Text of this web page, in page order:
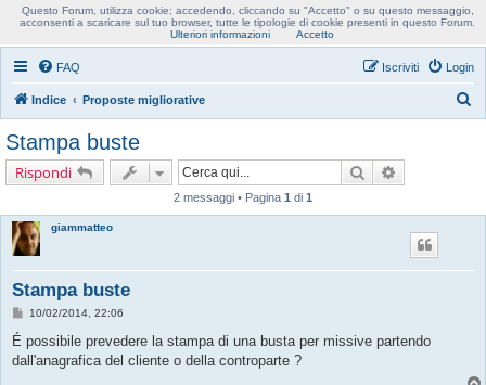
Usobollo forum
FAQ Login
Iscriviti
Indice Proposte migliorative
Stampa buste
Rispondi Cerca
2 messaggi • Pagina 1 di 1
giammatteo
Stampa buste
M
s
s
a
10/02/2014, 22:06
É possibile prevedere la stampa di una busta per missive partendo
dall'anagrafica del cliente o della controparte ?
Questo Forum, utilizza cookie; accedendo, cliccando su "Accetto" o su questo messaggio,
acconsenti a scaricare sul tuo browser, tutte le tipologie di cookie presenti in questo Forum.
Ulteriori informazioni
Accetto